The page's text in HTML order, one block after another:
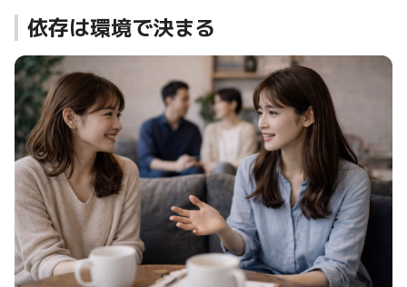
依存は環境で決まる